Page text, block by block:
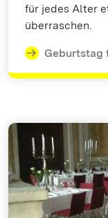
für jedes Alter
überraschen.
Geburtstag